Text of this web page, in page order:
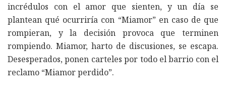
incrédulos con el amor que sienten, y un día se
plantean qué ocurriría con “Miamor” en caso de que
rompieran, y la decisión provoca que terminen
rompiendo. Miamor, harto de discusiones, se escapa.
Desesperados, ponen carteles por todo el barrio con el
reclamo “Miamor perdido”.